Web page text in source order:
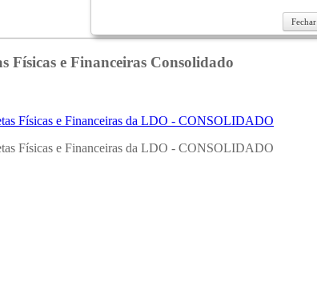
Físicas e Financeiras Consolidado
Físicas e Financeiras da LDO - CONSOLIDADO
Físicas e Financeiras da LDO - CONSOLIDADO
Fechar